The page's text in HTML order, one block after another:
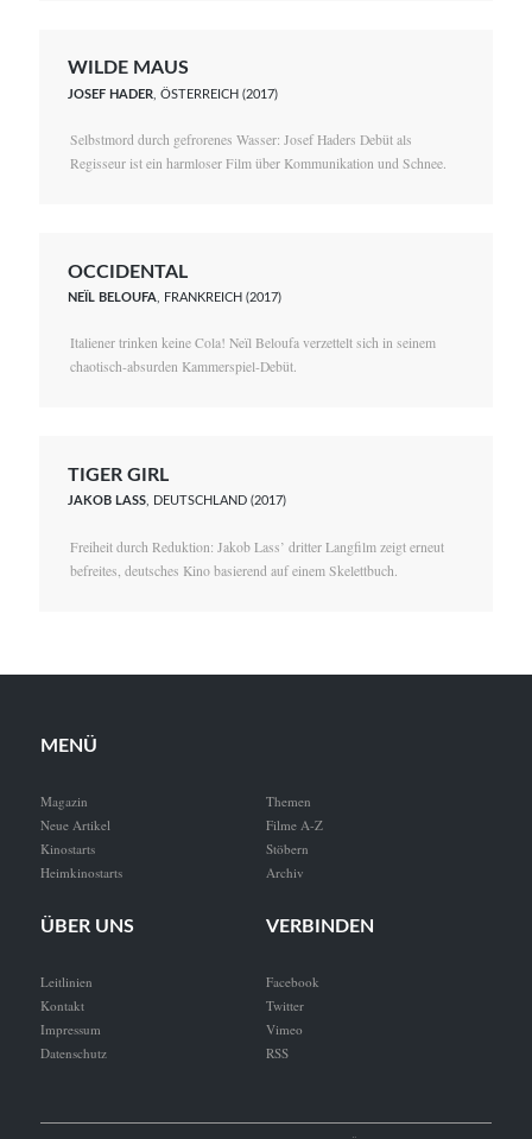
WILDE MAUS
JOSEF HADER , ÖSTERREICH (2017)
Selbstmord durch gefrorenes Wasser: Josef Haders Debüt als
Regisseur ist ein harmloser Film über Kommunikation und Schnee.
OCCIDENTAL
NEÏL BELOUFA , FRANKREICH (2017)
Italiener trinken keine Cola! Neïl Beloufa verzettelt sich in seinem
chaotisch-absurden Kammerspiel-Debüt.
TIGER GIRL
JAKOB LASS, DEUTSCHLAND (2017)
Freiheit durch Reduktion: Jakob Lass’ dritter Langfilm zeigt erneut
befreites, deutsches Kino basierend auf einem Skelettbuch.
MENÜ
Magazin
Neue Artikel
Kinostarts
Heimkinostarts
Themen
Filme A-Z
Stöbern
Archiv
ÜBER UNS
Leitlinien
Kontakt
Impressum
Datenschutz
VERBINDEN
Facebook
Twitter
Vimeo
RSS